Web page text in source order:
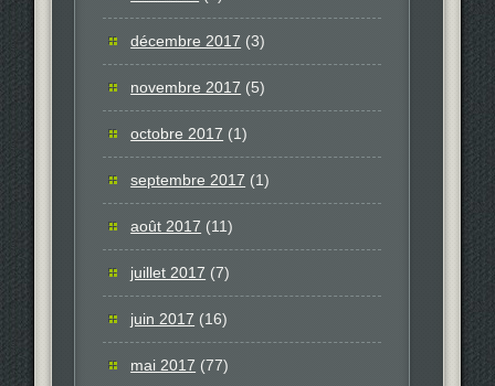
décembre 2017 (3)
novembre 2017 (5)
octobre 2017 (1)
septembre 2017 (1)
août 2017 (11)
juillet 2017 (7)
juin 2017 (16)
mai 2017 (77)